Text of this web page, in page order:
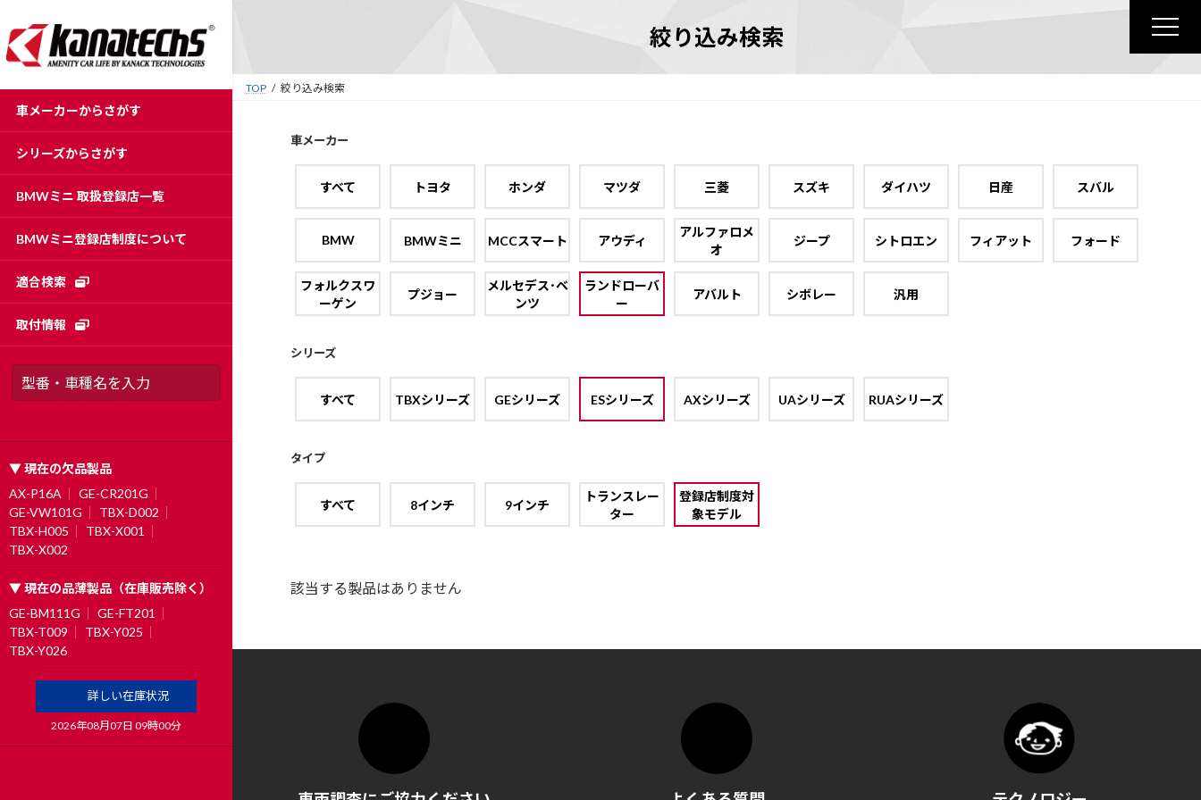
ン
テ
ビ
ゲ
車メーカーからさがす
シリーズからさがす
BMWミニ 取扱登録店一覧
BMWミニ登録店制度について
適合検索
取付情報
▼ 現在の欠品製品
AX-P16A
GE-CR201G
GE-VW101G
TBX-D002
TBX-H005
TBX-X001
TBX-X002
▼ 現在の品薄製品（在庫販売除く）
GE-BM111G
GE-FT201
TBX-T009
TBX-Y025
TBX-Y026
詳しい在庫状況
2026年08月07日 09時00分
絞り込み検索
TOP 絞り込み検索
車メーカー
すべて トヨタ ホンダ マツダ 三菱 スズキ ダイハツ 日産 スバル
BMW BMWミニ MCCスマート アウディ
アルファロメ
オ
ジープ シトロエン フィアット フォード
フォルクスワ
ーゲン
プジョー
メルセデス･ベ
ンツ
ランドローバ
ー
アバルト シボレー 汎用
シリーズ
すべて TBXシリーズ GEシリーズ ESシリーズ AXシリーズ UAシリーズ RUAシリーズ
タイプ
すべて 8インチ 9インチ
トランスレー
ター
登録店制度対
象モデル
該当する製品はありません